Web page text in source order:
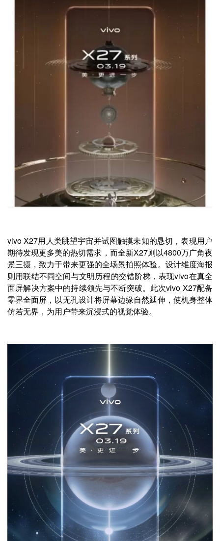
vivo X27用人类眺望宇宙并试图触摸未知的恳切，表现用户
期待发现更多美的热切需求，而全新X27则以4800万广角夜
景三摄，致力于带来更强的全场景拍照体验。设计维度海报
则用联结不同空间与文明历程的交错阶梯，表现vivo在真全
面屏解决方案中的持续领先与不断突破。此次vivo X27配备
零界全面屏，以无孔设计将屏幕边缘自然延伸，使机身整体
仿若无界，为用户带来沉浸式的视觉体验。